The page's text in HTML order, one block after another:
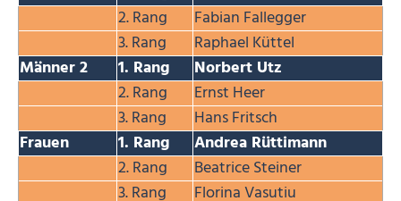
2. Rang
Fabian Fallegger
3. Rang
Raphael Küttel
Männer 2
1. Rang
Norbert Utz
2. Rang
Ernst Heer
3. Rang
Hans Fritsch
Frauen
1. Rang
Andrea Rüttimann
2. Rang
Beatrice Steiner
3. Rang
Florina Vasutiu